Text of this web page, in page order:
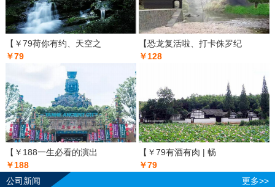
【￥79荷你有约、天空之
￥79
【恐龙复活啦、打卡侏罗纪
￥128
【￥188一生必看的演出
￥188
【￥79有酒有肉 | 畅
￥79
公司新闻
更多>>